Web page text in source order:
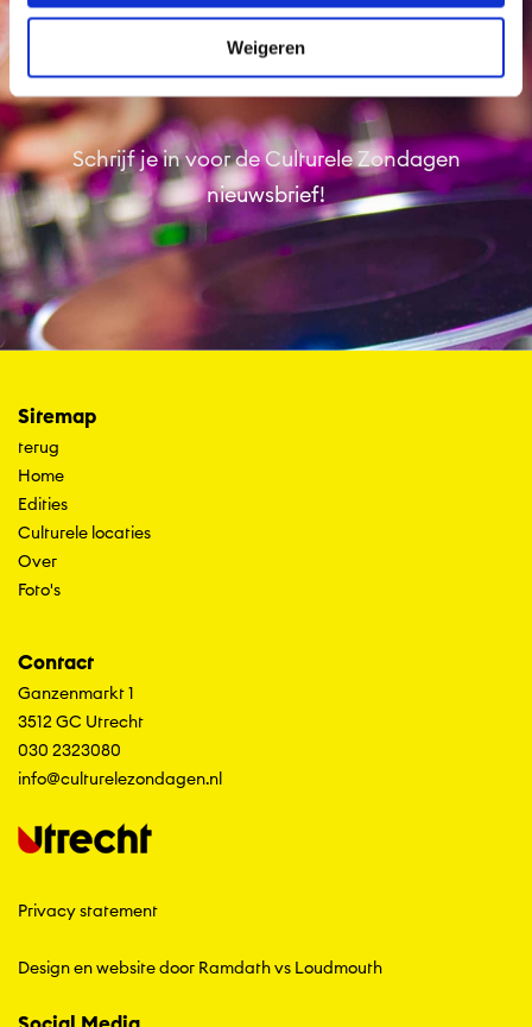
Weigeren
Schrijf je in voor de Culturele Zondagen
nieuwsbrief!
Sitemap
terug
Home
Edities
Culturele locaties
Over
Foto's
Contact
Ganzenmarkt 1
3512 GC Utrecht
030 2323080
info@culturelezondagen.nl
Privacy statement
Design en website door Ramdathvs Loudmouth